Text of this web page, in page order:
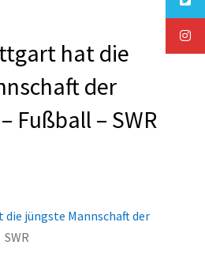
hat die
der
Fußball – SWR
jüngste Mannschaft der
SWR